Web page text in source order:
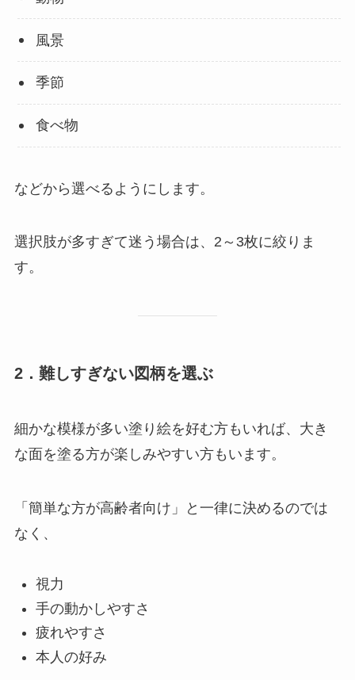
風景
季節
食べ物
などから選べるようにします。
選択肢が多すぎて迷う場合は、2～3枚に絞りま
す。
2．難しすぎない図柄を選ぶ
細かな模様が多い塗り絵を好む方もいれば、大き
な面を塗る方が楽しみやすい方もいます。
「簡単な方が高齢者向け」と一律に決めるのでは
なく、
視力
手の動かしやすさ
疲れやすさ
本人の好み